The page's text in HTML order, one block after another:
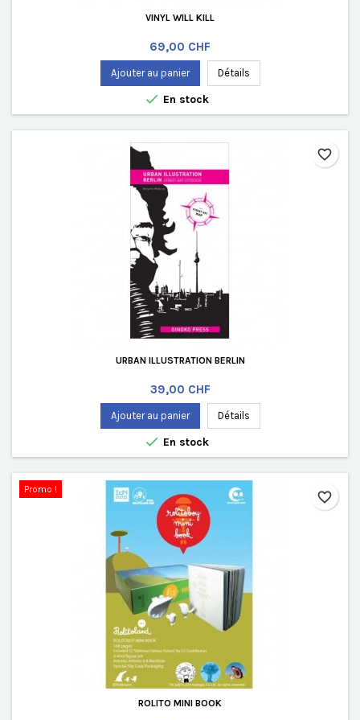
VINYL WILL KILL
Prix
69,00 CHF
Ajouter au panier Détails
 En stock
URBAN ILLUSTRATION BERLIN
Prix
39,00 CHF
Ajouter au panier Détails
 En stock
favorite_border
Promo !
ROLITO MINI BOOK
favorite_border